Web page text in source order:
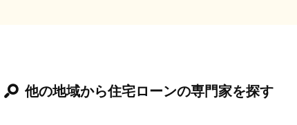
他の地域から住宅ローンの専門家を探す